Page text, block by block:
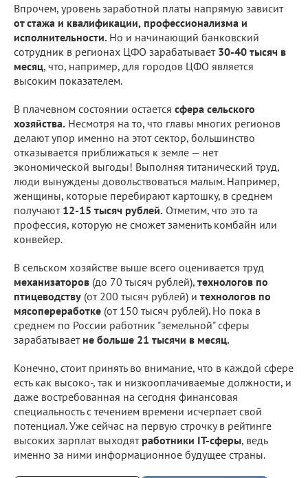
Впрочем, уровень заработной платы напрямую зависит
от стажа и квалификации, профессионализма и
исполнительности. Но и начинающий банковский
сотрудник в регионах ЦФО зарабатывает 30-40 тысяч в
месяц, что, например, для городов ЦФО является
высоким показателем.
В плачевном состоянии остается сфера сельского
хозяйства. Несмотря на то, что главы многих регионов
делают упор именно на этот сектор, большинство
отказывается приближаться к земле — нет
экономической выгоды! Выполняя титанический труд,
люди вынуждены довольствоваться малым. Например,
женщины, которые перебирают картошку, в среднем
получают 12-15 тысяч рублей. Отметим, что это та
профессия, которую не сможет заменить комбайн или
конвейер.
В сельском хозяйстве выше всего оценивается труд
механизаторов (до 70 тысяч рублей), технологов по
птицеводству (от 200 тысяч рублей) и технологов по
мясопереработке (от 150 тысяч рублей). Но пока в
среднем по России работник "земельной" сферы
зарабатывает не больше 21 тысячи в месяц.
Конечно, стоит принять во внимание, что в каждой сфере
есть как высоко-, так и низкооплачиваемые должности, и
даже востребованная на сегодня финансовая
специальность с течением времени исчерпает свой
потенциал. Уже сейчас на первую строчку в рейтинге
высоких зарплат выходят работники IT-сферы, ведь
именно за ними информационное будущее страны.